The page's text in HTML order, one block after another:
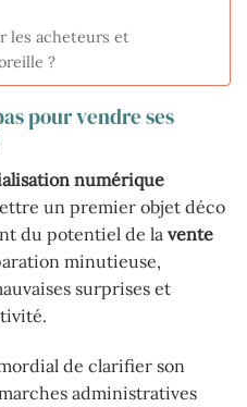
les acheteurs et
?
pour vendre ses
numérique
un premier objet déco
du potentiel de la vente
minutieuse,
surprises et
de clarifier son
administratives